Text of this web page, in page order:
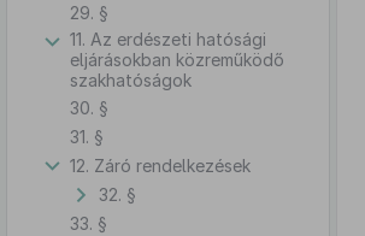
29. §
11. Az erdészeti hatósági
eljárásokban közreműködő
szakhatóságok
30. §
31. §
12. Záró rendelkezések
32. §
33. §